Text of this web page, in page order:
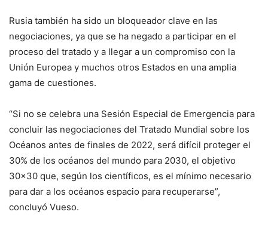
Rusia también ha sido un bloqueador clave en las
negociaciones, ya que se ha negado a participar en el
proceso del tratado y a llegar a un compromiso con la
Unión Europea y muchos otros Estados en una amplia
gama de cuestiones.
“Si no se celebra una Sesión Especial de Emergencia para
concluir las negociaciones del Tratado Mundial sobre los
Océanos antes de finales de 2022, será difícil proteger el
30% de los océanos del mundo para 2030, el objetivo
30×30 que, según los científicos, es el mínimo necesario
para dar a los océanos espacio para recuperarse”,
concluyó Vueso.